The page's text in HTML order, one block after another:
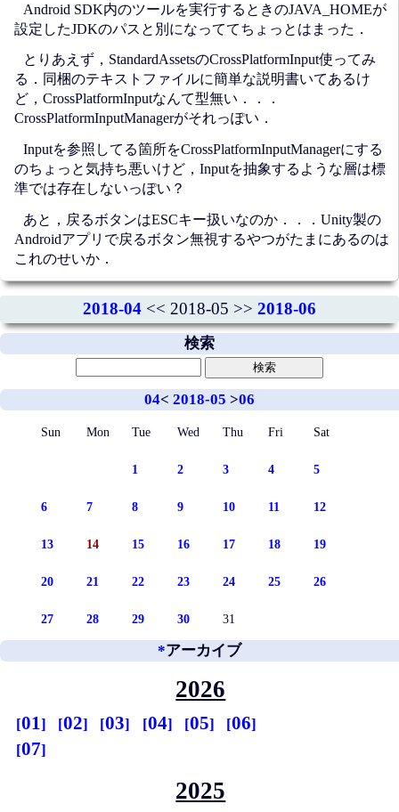
Android SDK内のツールを実行するときのJAVA_HOMEが
設定したJDKのパスと別になっててちょっとはまった．
とりあえず，StandardAssetsのCrossPlatformInput使ってみ
る．同梱のテキストファイルに簡単な説明書いてあるけ
ど，CrossPlatformInputなんて型無い．．．
CrossPlatformInputManagerがそれっぽい．
Inputを参照してる箇所をCrossPlatformInputManagerにする
のちょっと気持ち悪いけど，Inputを抽象するような層は標
準では存在しないっぽい？
あと，戻るボタンはESCキー扱いなのか．．．Unity製の
Androidアプリで戻るボタン無視するやつがたまにあるのは
これのせいか．
2018-04 << 2018-05 >> 2018-06
検索
04< 2018-05 >06
Sun Mon Tue Wed Thu Fri Sat
1 2 3 4 5
6 7 8 9 10 11 12
13 14 15 16 17 18 19
20 21 22 23 24 25 26
27 28 29 30 31
*アーカイブ
2026
01 02 03 04 05
06
07
2025